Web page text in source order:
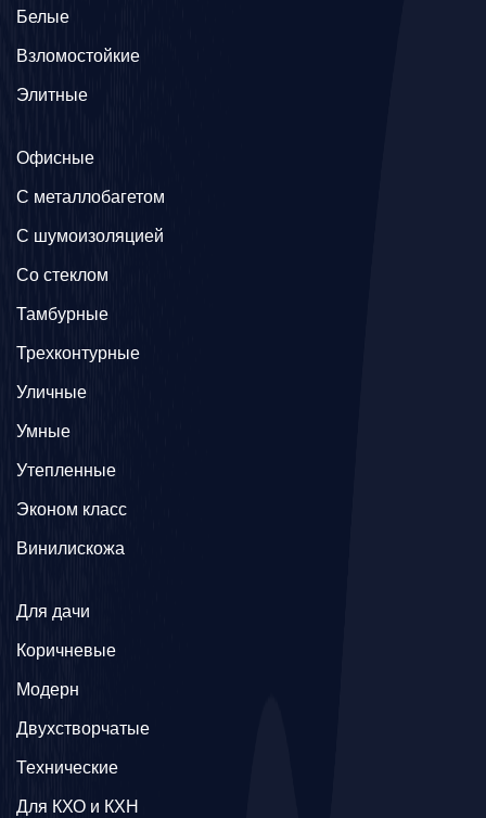
Белые
Взломостойкие
Элитные
Офисные
C металлобагетом
С шумоизоляцией
Со стеклом
Тамбурные
Трехконтурные
Уличные
Умные
Утепленные
Эконом класс
Винилискожа
Для дачи
Коричневые
Модерн
Двухстворчатые
Технические
Для КХО и КХН